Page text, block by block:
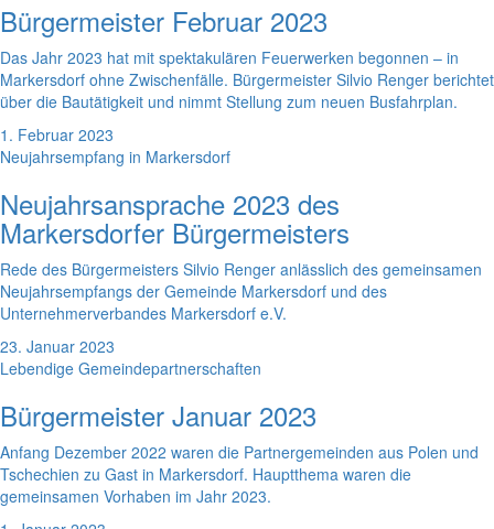
Bürgermeister Februar 2023
Das Jahr 2023 hat mit spektakulären Feuerwerken begonnen – in
Markersdorf ohne Zwischenfälle. Bürgermeister Silvio Renger berichtet
über die Bautätigkeit und nimmt Stellung zum neuen Busfahrplan.
1. Februar 2023
Neujahrsempfang in Markersdorf
Neujahrsansprache 2023 des
Markersdorfer Bürgermeisters
Rede des Bürgermeisters Silvio Renger anlässlich des gemeinsamen
Neujahrsempfangs der Gemeinde Markersdorf und des
Unternehmerverbandes Markersdorf e.V.
23. Januar 2023
Lebendige Gemeindepartnerschaften
Bürgermeister Januar 2023
Anfang Dezember 2022 waren die Partnergemeinden aus Polen und
Tschechien zu Gast in Markersdorf. Hauptthema waren die
gemeinsamen Vorhaben im Jahr 2023.